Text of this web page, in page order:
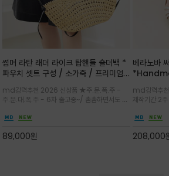
썸머 라탄 래더 라이크 탑핸들 숄더백 *
파우치 셋트 구성 / 소가죽 / 프리미엄
라이크 배색이 조화롭게 어우러진 탑핸
들 숄더백
md강력추천 2026 신상품 ★주.문.폭.주 -
주.문.대.폭.주 - 6차 출고중~/ 촘촘하면서도 입
만들며 부드러운 곡선의 바스켓 실루엣에 넉넉한
양한 연출이
89,000원
베라노바
스럽게 밝
md강력추
제작기간 2
끔한 디자인
일까지 두루
208,000